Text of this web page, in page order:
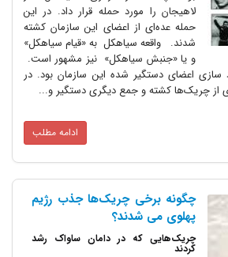
لاهیجان را مورد حمله قرار داد. در این
حمله عده‌ای از اعضای این سازمان کشته
شدند. واقعه سیاهکل به «قیام سیاهکل»
و یا «جنبش سیاهکل» نیز مشهور است.
اعضای دستگیر شده این سازمان بود. در
چریک‌ها کشته و جمع دیگری دستگیر و...
ادامه مطلب
چگونه برخی چریک‌ها جذب رژیم
پهلوی می شدند؟
چریک‌هایی که در دامان ساواک رشد
کردند